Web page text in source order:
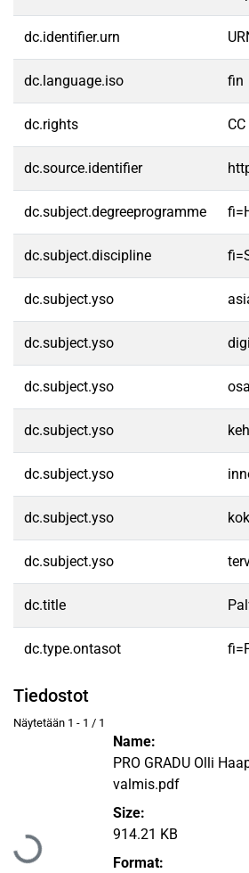
dc.identifier.urn
dc.language.iso fin
dc.rights
dc.source.identifier
dc.subject.degreeprogramme
dc.subject.discipline
dc.subject.yso
dc.subject.yso
dc.subject.yso
dc.subject.yso
dc.subject.yso
dc.subject.yso
dc.subject.yso
dc.title
dc.type.ontasot
Tiedostot
Näytetään 1 - 1 / 1
Ladataan...
Name:
PRO GRADU Olli
valmis.pdf
Size:
914.21 KB
Format: